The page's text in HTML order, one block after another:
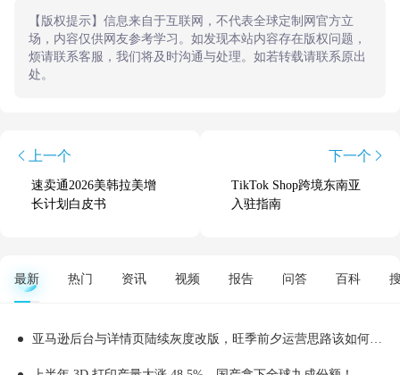
【版权提示】信息来自于互联网，不代表全球定制网官方立
场，内容仅供网友参考学习。如发现本站内容存在版权问题，
烦请联系客服，我们将及时沟通与处理。如若转载请联系原出
处。
上一个
速卖通2026美韩拉美增
长计划白皮书
下一个
TikTok Shop跨境东南亚
入驻指南
最新 热门 资讯 视频 报告 问答 百科
亚马逊后台与详情页陆续灰度改版，旺季前夕运营思路该如何顺势调整